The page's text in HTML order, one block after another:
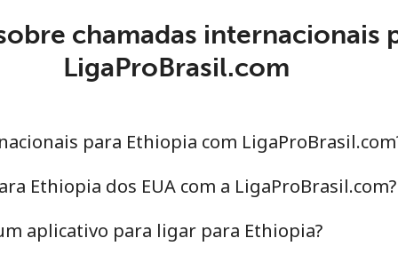
⁦48.5¢⁩ 10 min por ⁦$5⁩
chamadas internacionais
LigaProBrasil.com
para Ethiopia com
Ethiopia dos EUA com a LigaProBrasil.com?
aplicativo para ligar para Ethiopia?